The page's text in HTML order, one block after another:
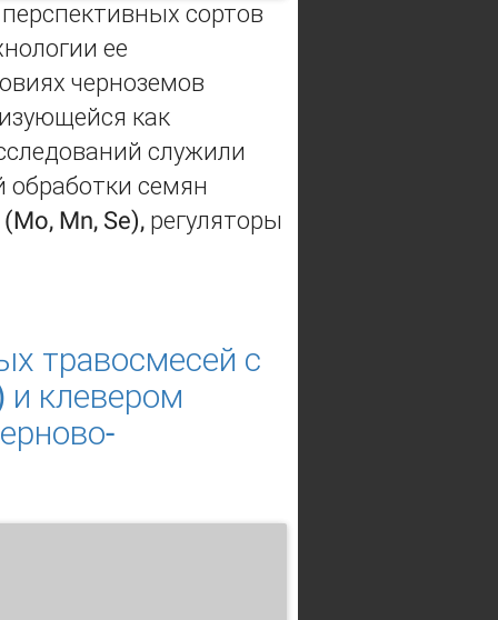
сортов
ее
черноземов
как
служили
обработки семян
Mn, Se), регуляторы
обработки семян
травосмесей с
клевером